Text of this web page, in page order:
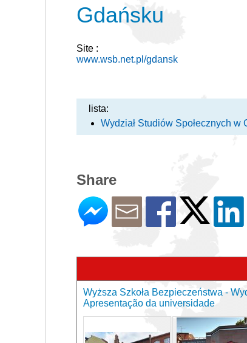
Gdańsku
Site :
www.wsb.net.pl/gdansk
lista:
Wydział Studiów Społecznych w
Share
Wyższa Szkoła Bezpieczeństwa -
Apresentação da universidade